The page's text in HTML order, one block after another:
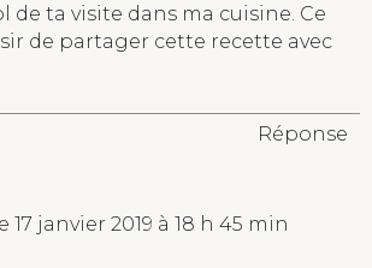
de ta visite dans ma cuisine. Ce
de partager cette recette avec
Réponse
le 17 janvier 2019 à 18 h 45 min